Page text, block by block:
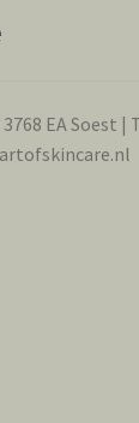
EA Soest |